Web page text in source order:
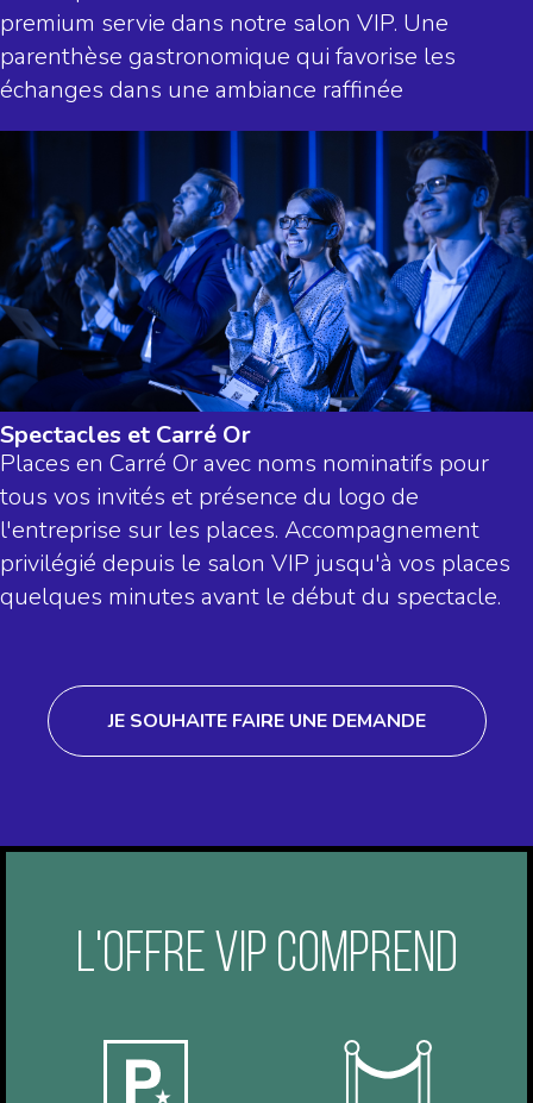
premium servie dans notre salon VIP. Une
parenthèse gastronomique qui favorise les
échanges dans une ambiance raffinée
Spectacles et Carré Or
Places en Carré Or avec noms nominatifs pour
tous vos invités et présence du logo de
l'entreprise sur les places. Accompagnement
privilégié depuis le salon VIP jusqu'à vos places
quelques minutes avant le début du spectacle.
JE SOUHAITE FAIRE UNE DEMANDE
L'OFFRE VIP COMPREND